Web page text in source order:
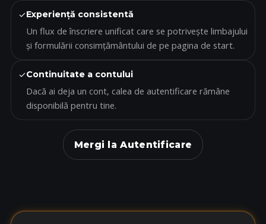
✓Experiență consistentă
Un flux de înscriere unificat care se potrivește limbajului
și formulării consimțământului de pe pagina de start.
✓Continuitate a contului
Dacă ai deja un cont, calea de autentificare rămâne
disponibilă pentru tine.
Mergi la Autentificare